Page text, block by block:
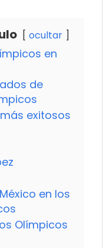
ocultar
en
de
exitosos
en los
Olímpicos